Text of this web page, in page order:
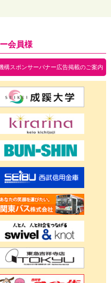
会員様
構スポンサーバナー広告掲載のご案内